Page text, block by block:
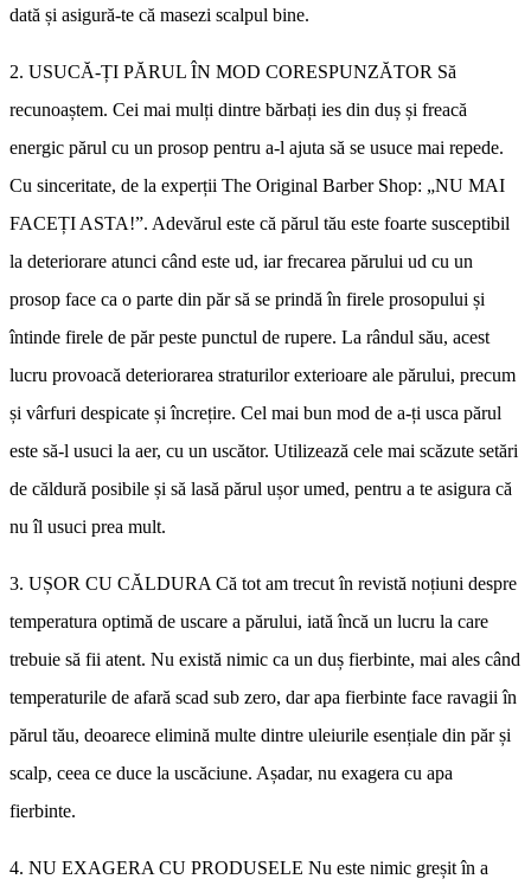
dată și asigură-te că masezi scalpul bine.
2. USUCĂ-ȚI PĂRUL ÎN MOD CORESPUNZĂTOR Să
recunoaștem. Cei mai mulți dintre bărbați ies din duș și freacă
energic părul cu un prosop pentru a-l ajuta să se usuce mai repede.
Cu sinceritate, de la experții The Original Barber Shop: „NU MAI
FACEȚI ASTA!”. Adevărul este că părul tău este foarte susceptibil
la deteriorare atunci când este ud, iar frecarea părului ud cu un
prosop face ca o parte din păr să se prindă în firele prosopului și
întinde firele de păr peste punctul de rupere. La rândul său, acest
lucru provoacă deteriorarea straturilor exterioare ale părului, precum
și vârfuri despicate și încrețire. Cel mai bun mod de a-ți usca părul
este să-l usuci la aer, cu un uscător. Utilizează cele mai scăzute setări
de căldură posibile și să lasă părul ușor umed, pentru a te asigura că
nu îl usuci prea mult.
3. UȘOR CU CĂLDURA Că tot am trecut în revistă noțiuni despre
temperatura optimă de uscare a părului, iată încă un lucru la care
trebuie să fii atent. Nu există nimic ca un duș fierbinte, mai ales când
temperaturile de afară scad sub zero, dar apa fierbinte face ravagii în
părul tău, deoarece elimină multe dintre uleiurile esențiale din păr și
scalp, ceea ce duce la uscăciune. Așadar, nu exagera cu apa
fierbinte.
4. NU EXAGERA CU PRODUSELE Nu este nimic greșit în a